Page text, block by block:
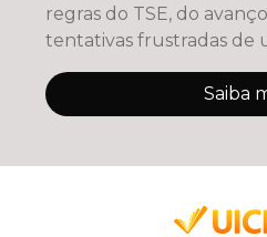
regras do TSE, do
tentativas frustradas de
Saiba